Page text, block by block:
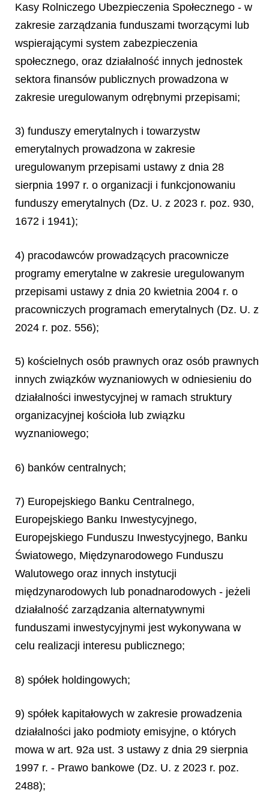
Kasy Rolniczego Ubezpieczenia Społecznego - w
zakresie zarządzania funduszami tworzącymi lub
wspierającymi system zabezpieczenia
społecznego, oraz działalność innych jednostek
sektora finansów publicznych prowadzona w
zakresie uregulowanym odrębnymi przepisami;
3) funduszy emerytalnych i towarzystw
emerytalnych prowadzona w zakresie
uregulowanym przepisami ustawy z dnia 28
sierpnia 1997 r. o organizacji i funkcjonowaniu
funduszy emerytalnych (Dz. U. z 2023 r. poz. 930,
1672 i 1941);
4) pracodawców prowadzących pracownicze
programy emerytalne w zakresie uregulowanym
przepisami ustawy z dnia 20 kwietnia 2004 r. o
pracowniczych programach emerytalnych (Dz. U. z
2024 r. poz. 556);
5) kościelnych osób prawnych oraz osób prawnych
innych związków wyznaniowych w odniesieniu do
działalności inwestycyjnej w ramach struktury
organizacyjnej kościoła lub związku
wyznaniowego;
6) banków centralnych;
7) Europejskiego Banku Centralnego,
Europejskiego Banku Inwestycyjnego,
Europejskiego Funduszu Inwestycyjnego, Banku
Światowego, Międzynarodowego Funduszu
Walutowego oraz innych instytucji
międzynarodowych lub ponadnarodowych - jeżeli
działalność zarządzania alternatywnymi
funduszami inwestycyjnymi jest wykonywana w
celu realizacji interesu publicznego;
8) spółek holdingowych;
9) spółek kapitałowych w zakresie prowadzenia
działalności jako podmioty emisyjne, o których
mowa w art. 92a ust. 3 ustawy z dnia 29 sierpnia
1997 r. - Prawo bankowe (Dz. U. z 2023 r. poz.
2488);